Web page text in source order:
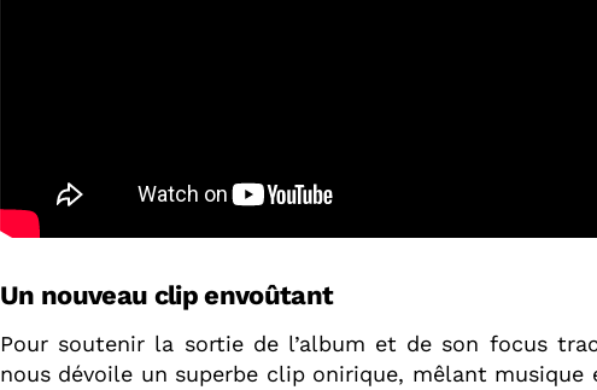
Un nouveau clip envoûtant
Pour soutenir la sortie de l’album et de son focus
nous dévoile un superbe clip onirique, mêlant musique